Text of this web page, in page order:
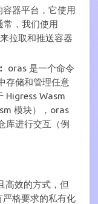
器平台，它使用
常，我们使用
拉取和推送容器
oras 是一个命令
存储和管理任意
Higress Wasm
模块），oras
库进行交互（例
高效的方式，但
格要求的私有化